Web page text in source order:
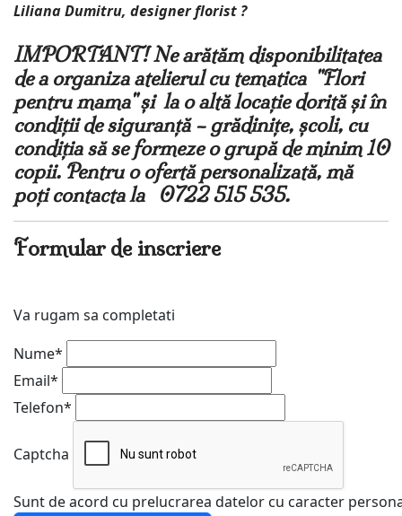
Liliana Dumitru, designer florist ?
IMPORTANT! Ne arătăm disponibilitatea
de a organiza atelierul cu tematica "Flori
pentru mama" și la o altă locație dorită și în
condiții de siguranță – grădinițe, școli, cu
condiția să se formeze o grupă de minim 10
copii. Pentru o ofertă personalizată, mă
poți contacta la 0722 515 535.
Formular de inscriere